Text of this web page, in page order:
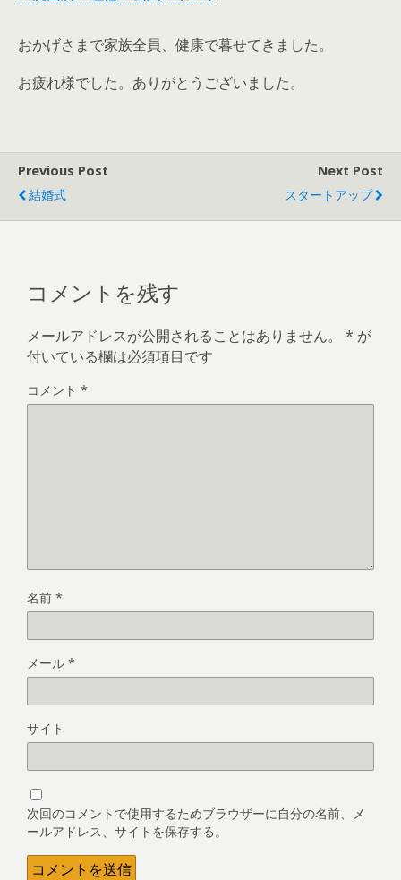
おかげさまで家族全員、健康で暮せてきました。
お疲れ様でした。ありがとうございました。
Previous Post
結婚式
Next Post
スタートアップ
コメントを残す
メールアドレスが公開されることはありません。 * が
付いている欄は必須項目です
コメント *
名前 *
メール *
サイト
次回のコメントで使用するためブラウザーに自分の名前、メ
ールアドレス、サイトを保存する。